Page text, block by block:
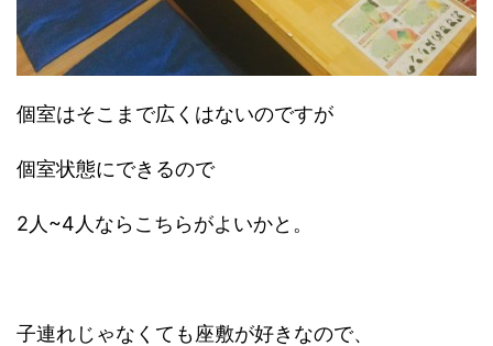
個室はそこまで広くはないのですが
個室状態にできるので
2人~4人ならこちらがよいかと。
子連れじゃなくても座敷が好きなので、